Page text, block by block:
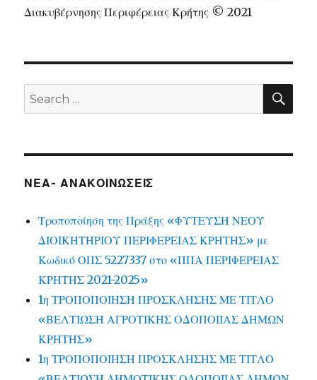
Διακυβέρνησης Περιφέρειας Κρήτης © 2021
Search
for:
ΝΕΑ- ΑΝΑΚΟΙΝΩΣΕΙΣ
Τροποποίηση της Πράξης «ΦΥΤΕΥΣΗ ΝΕΟΥ
ΔΙΟΙΚΗΤΗΡΙΟΥ ΠΕΡΙΦΕΡΕΙΑΣ ΚΡΗΤΗΣ» με
Κωδικό ΟΠΣ 5227337 στο «ΠΠΑ ΠΕΡΙΦΕΡΕΙΑΣ
ΚΡΗΤΗΣ 2021-2025»
1η ΤΡΟΠΟΠΟΙΗΣΗ ΠΡΟΣΚΛΗΣΗΣ ΜΕ ΤΙΤΛΟ
«ΒΕΛΤΙΩΣΗ ΑΓΡΟΤΙΚΗΣ ΟΔΟΠΟΙΙΑΣ ΔΗΜΩΝ
ΚΡΗΤΗΣ»
1η ΤΡΟΠΟΠΟΙΗΣΗ ΠΡΟΣΚΛΗΣΗΣ ΜΕ ΤΙΤΛΟ